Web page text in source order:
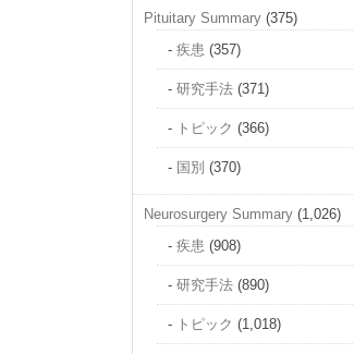
Pituitary Summary(375)
疾患 (357)
研究手法(371)
トピック (366)
国別 (370)
Neurosurgery Summary(1,026)
疾患 (908)
研究手法(890)
トピック (1,018)